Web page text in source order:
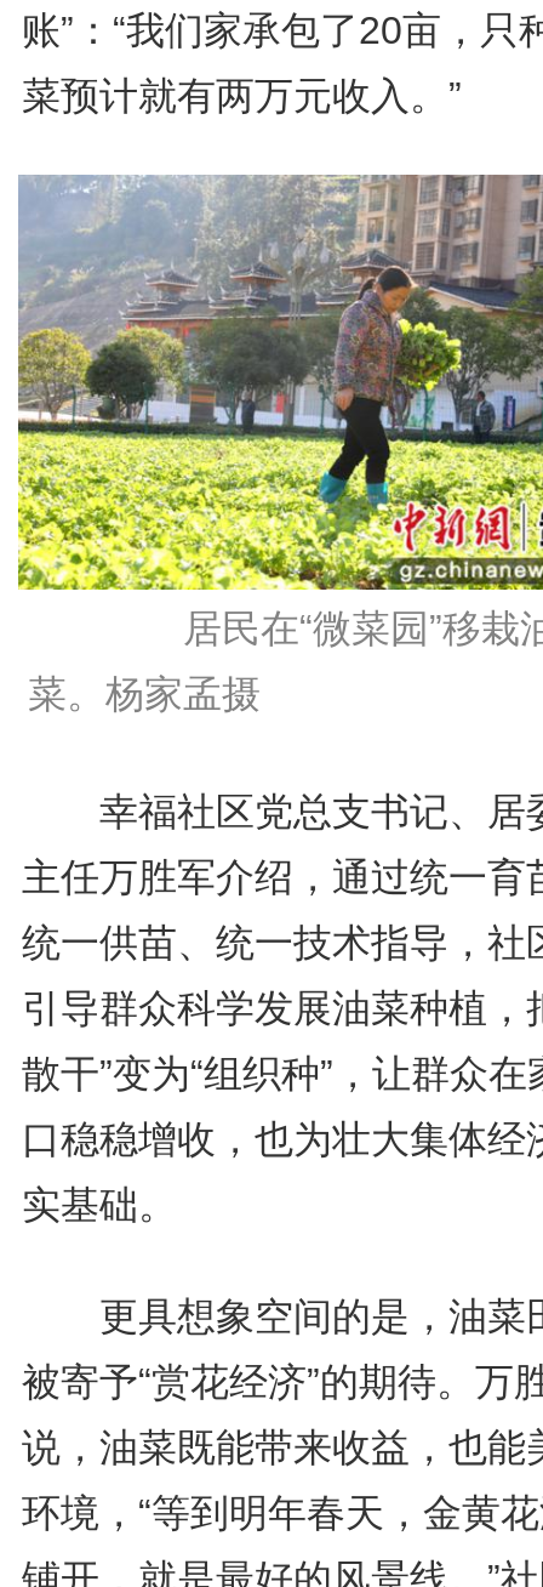
账”：“我们家承包了20亩，只
菜预计就有两万元收入。”
居民在“微菜园”移栽
菜。杨家孟摄
幸福社区党总支书记、居
主任万胜军介绍，通过统一育
统一供苗、统一技术指导，社
引导群众科学发展油菜种植，
散干”变为“组织种”，让群众在
口稳稳增收，也为壮大集体经
实基础。
更具想象空间的是，油菜
被寄予“赏花经济”的期待。万
说，油菜既能带来收益，也能
环境，“等到明年春天，金黄